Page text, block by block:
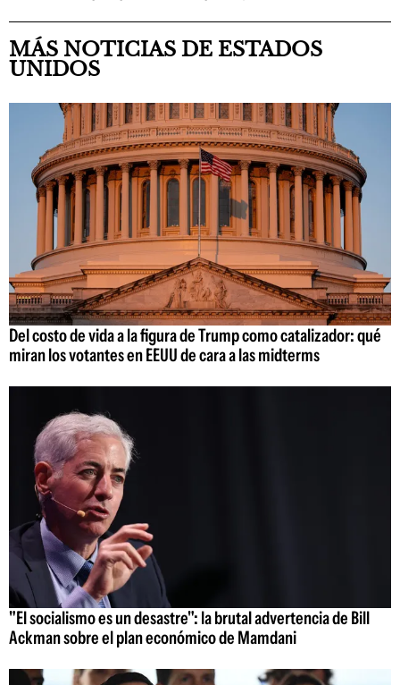
MÁS NOTICIAS DE ESTADOS
UNIDOS
Del costo de vida a la figura de Trump como catalizador: qué
miran los votantes en EEUU de cara a las midterms
"El socialismo es un desastre": la brutal advertencia de Bill
Ackman sobre el plan económico de Mamdani